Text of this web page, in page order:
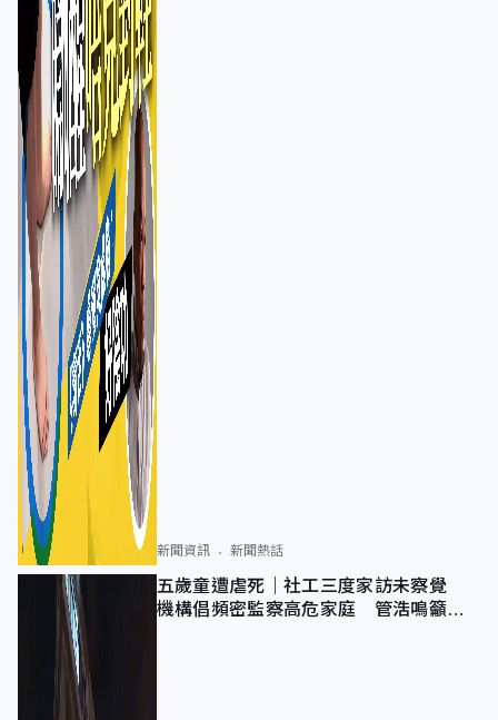
新聞資訊 新聞熱話
五歲童遭虐死｜社工三度家訪未察覺
機構倡頻密監察高危家庭 管浩鳴籲加